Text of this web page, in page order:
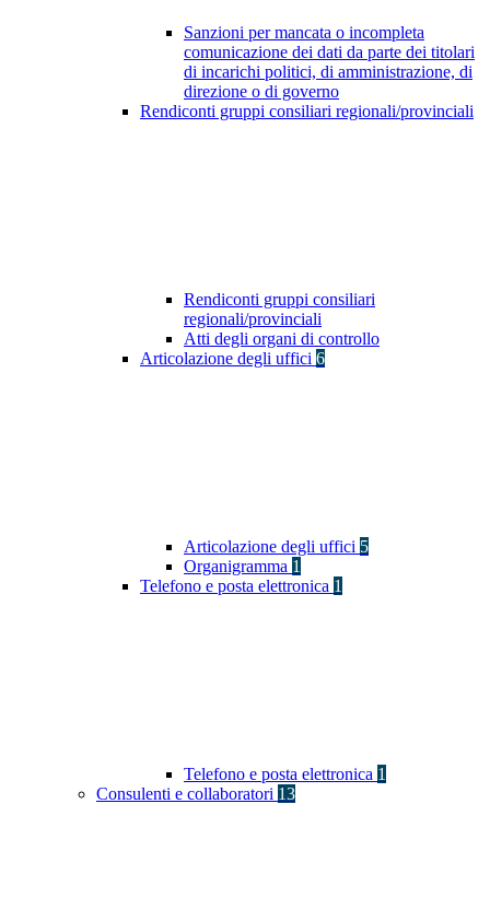
Sanzioni per mancata o incompleta
comunicazione dei dati da parte dei titolari
di incarichi politici, di amministrazione, di
direzione o di governo
Rendiconti gruppi consiliari regionali/provinciali
Rendiconti gruppi consiliari
regionali/provinciali
Atti degli organi di controllo
Articolazione degli uffici 6
Articolazione degli uffici 5
Organigramma 1
Telefono e posta elettronica 1
Telefono e posta elettronica 1
Consulenti e collaboratori 13